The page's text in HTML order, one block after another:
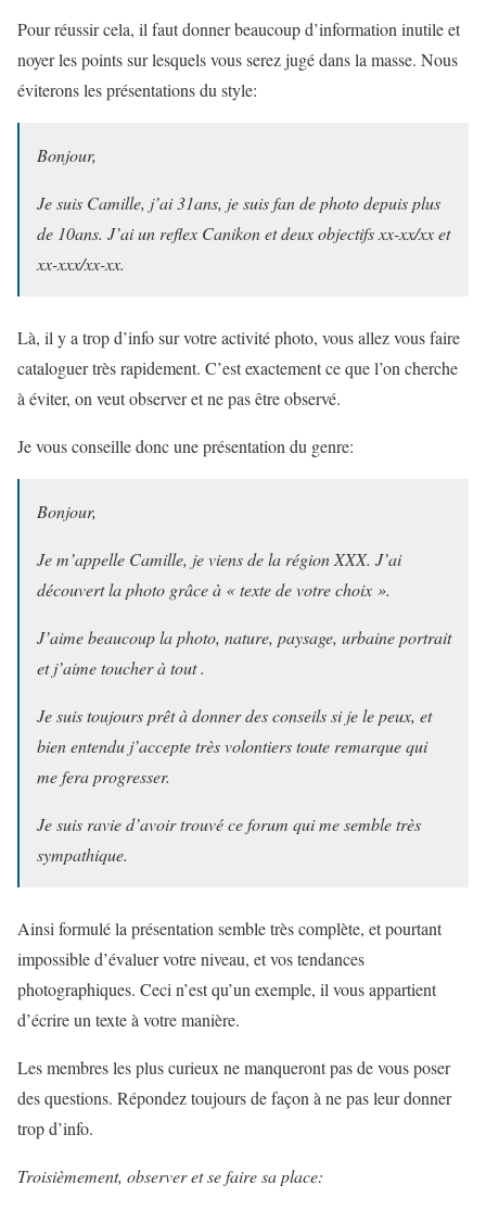
Pour réussir cela, il faut donner beaucoup d’information inutile et
noyer les points sur lesquels vous serez jugé dans la masse. Nous
éviterons les présentations du style:
Bonjour,
Je suis Camille, j’ai 31ans, je suis fan de photo depuis plus
de 10ans. J’ai un reflex Canikon et deux objectifs xx-xx/xx et
xx-xxx/xx-xx.
Là, il y a trop d’info sur votre activité photo, vous allez vous faire
cataloguer très rapidement. C’est exactement ce que l’on cherche
à éviter, on veut observer et ne pas être observé.
Je vous conseille donc une présentation du genre:
Bonjour,
Je m’appelle Camille, je viens de la région XXX. J’ai
découvert la photo grâce à « texte de votre choix ».
J’aime beaucoup la photo, nature, paysage, urbaine portrait
et j’aime toucher à tout .
Je suis toujours prêt à donner des conseils si je le peux, et
bien entendu j’accepte très volontiers toute remarque qui
me fera progresser.
Je suis ravie d’avoir trouvé ce forum qui me semble très
sympathique.
Ainsi formulé la présentation semble très complète, et pourtant
impossible d’évaluer votre niveau, et vos tendances
photographiques. Ceci n’est qu’un exemple, il vous appartient
d’écrire un texte à votre manière.
Les membres les plus curieux ne manqueront pas de vous poser
des questions. Répondez toujours de façon à ne pas leur donner
trop d’info.
Troisièmement, observer et se faire sa place: